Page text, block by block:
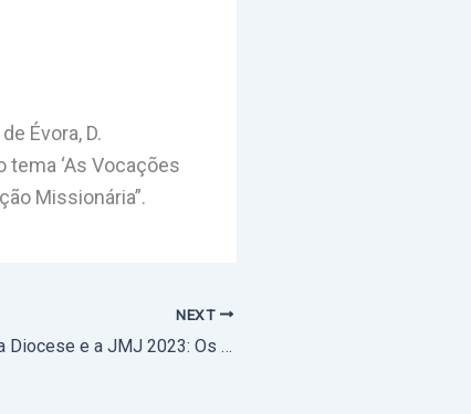
Évora, D.
tema ‘As Vocações
Missionária”.
NEXT
Recordar os Dias na Diocese e a JMJ 2023: Os jovens das Paróquias de Évora partilham os melhores momentos